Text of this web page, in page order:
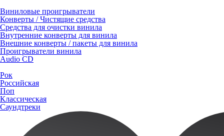
Виниловые проигрыватели
Конверты / Чистящие средства
Средства для очистки винила
Внутренние конверты для винила
Внешние конверты / пакеты для винила
Проигрыватели винила
Audio CD
Рок
Российская
Поп
Классическая
Саундтреки